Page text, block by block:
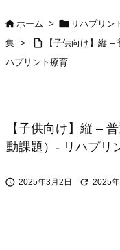
ホーム >  リハプリン
集 > 
【子供向け】縦
ハプリント療育
【子供向け】縦 –
動課題）- リハプリ
 2025年3月2日  2025